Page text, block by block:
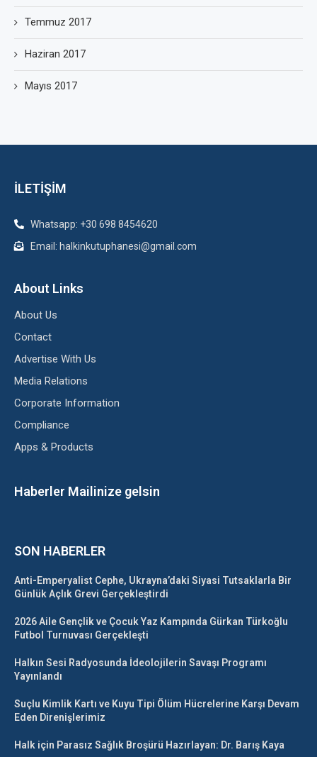
Temmuz 2017
Haziran 2017
Mayıs 2017
İLETİŞİM
Whatsapp: +30 698 8454620
Email: halkinkutuphanesi@gmail.com
About Links
About Us
Contact
Advertise With Us
Media Relations
Corporate Information
Compliance
Apps & Products
Haberler Mailinize gelsin
SON HABERLER
Anti-Emperyalist Cephe, Ukrayna’daki Siyasi Tutsaklarla Bir
Günlük Açlık Grevi Gerçekleştirdi
2026 Aile Gençlik ve Çocuk Yaz Kampında Gürkan Türkoğlu
Futbol Turnuvası Gerçekleşti
Halkın Sesi Radyosunda İdeolojilerin Savaşı Programı
Yayınlandı
Suçlu Kimlik Kartı ve Kuyu Tipi Ölüm Hücrelerine Karşı Devam
Eden Direnişlerimiz
Halk için Parasız Sağlık Broşürü Hazırlayan: Dr. Barış Kaya